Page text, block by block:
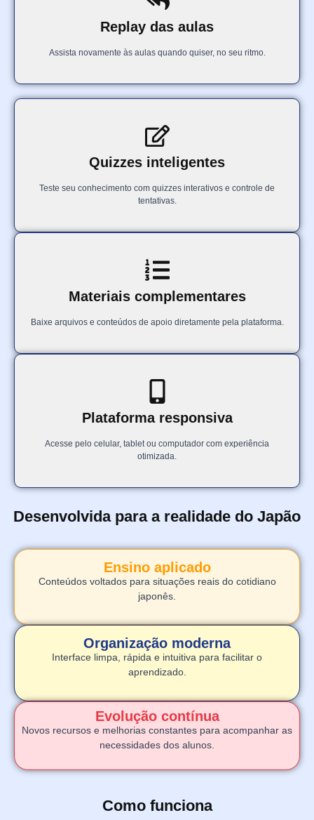
Replay das aulas
Assista novamente às aulas quando quiser, no seu ritmo.
Quizzes inteligentes
Teste seu conhecimento com quizzes interativos e controle de
tentativas.
Materiais complementares
Baixe arquivos e conteúdos de apoio diretamente pela plataforma.
Plataforma responsiva
Acesse pelo celular, tablet ou computador com experiência
otimizada.
Desenvolvida para a realidade do Japão
Ensino aplicado
Conteúdos voltados para situações reais do cotidiano
japonês.
Organização moderna
Interface limpa, rápida e intuitiva para facilitar o
aprendizado.
Evolução contínua
Novos recursos e melhorias constantes para acompanhar as
necessidades dos alunos.
Como funciona